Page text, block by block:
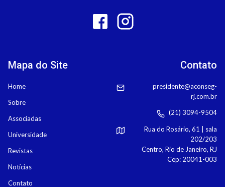
Mapa do Site
Home
Sobre
Associadas
Universidade
Revistas
Notícias
Contato
Contato
presidente@aconseg-
rj.com.br
(21) 3094-9504
Rua do Rosário, 61 | sala
202/203
Centro, Rio de Janeiro, RJ
Cep: 20041-003